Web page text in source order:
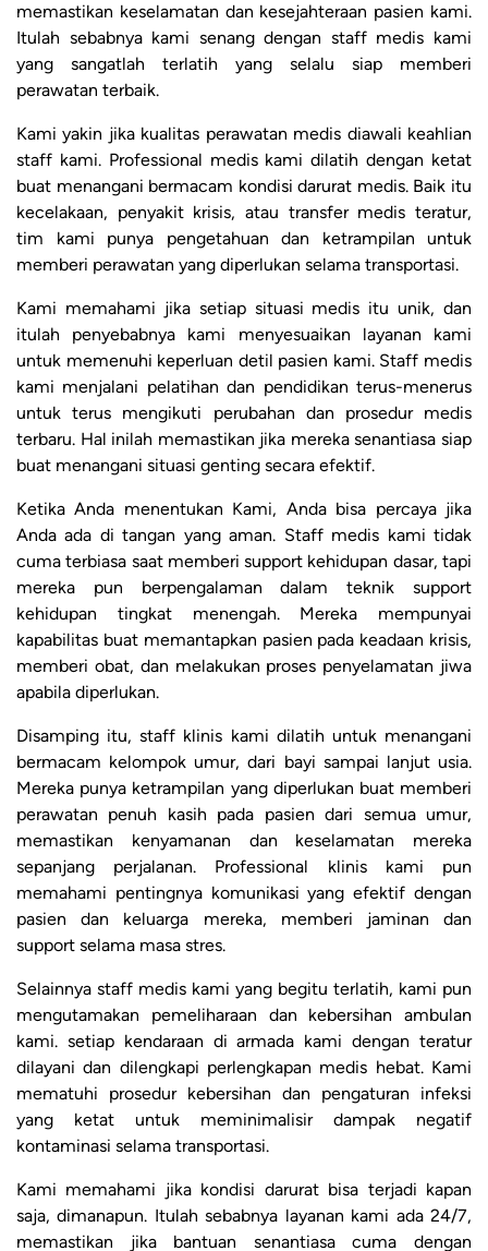
memastikan keselamatan dan kesejahteraan pasien kami.
Itulah sebabnya kami senang dengan staff medis kami
yang sangatlah terlatih yang selalu siap memberi
perawatan terbaik.
Kami yakin jika kualitas perawatan medis diawali keahlian
staff kami. Professional medis kami dilatih dengan ketat
buat menangani bermacam kondisi darurat medis. Baik itu
kecelakaan, penyakit krisis, atau transfer medis teratur,
tim kami punya pengetahuan dan ketrampilan untuk
memberi perawatan yang diperlukan selama transportasi.
Kami memahami jika setiap situasi medis itu unik, dan
itulah penyebabnya kami menyesuaikan layanan kami
untuk memenuhi keperluan detil pasien kami. Staff medis
kami menjalani pelatihan dan pendidikan terus-menerus
untuk terus mengikuti perubahan dan prosedur medis
terbaru. Hal inilah memastikan jika mereka senantiasa siap
buat menangani situasi genting secara efektif.
Ketika Anda menentukan Kami, Anda bisa percaya jika
Anda ada di tangan yang aman. Staff medis kami tidak
cuma terbiasa saat memberi support kehidupan dasar, tapi
mereka pun berpengalaman dalam teknik support
kehidupan tingkat menengah. Mereka mempunyai
kapabilitas buat memantapkan pasien pada keadaan krisis,
memberi obat, dan melakukan proses penyelamatan jiwa
apabila diperlukan.
Disamping itu, staff klinis kami dilatih untuk menangani
bermacam kelompok umur, dari bayi sampai lanjut usia.
Mereka punya ketrampilan yang diperlukan buat memberi
perawatan penuh kasih pada pasien dari semua umur,
memastikan kenyamanan dan keselamatan mereka
sepanjang perjalanan. Professional klinis kami pun
memahami pentingnya komunikasi yang efektif dengan
pasien dan keluarga mereka, memberi jaminan dan
support selama masa stres.
Selainnya staff medis kami yang begitu terlatih, kami pun
mengutamakan pemeliharaan dan kebersihan ambulan
kami. setiap kendaraan di armada kami dengan teratur
dilayani dan dilengkapi perlengkapan medis hebat. Kami
mematuhi prosedur kebersihan dan pengaturan infeksi
yang ketat untuk meminimalisir dampak negatif
kontaminasi selama transportasi.
Kami memahami jika kondisi darurat bisa terjadi kapan
saja, dimanapun. Itulah sebabnya layanan kami ada 24/7,
memastikan jika bantuan senantiasa cuma dengan